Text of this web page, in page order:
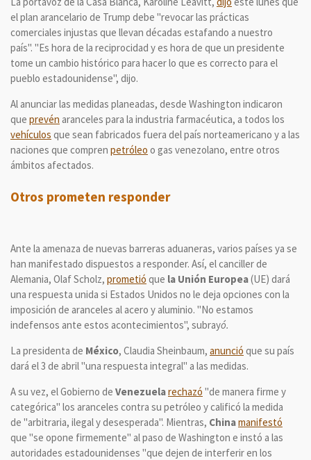
el plan arancelario de Trump debe "revocar las prácticas
comerciales injustas que llevan décadas estafando a nuestro
país". "Es hora de la reciprocidad y es hora de que un presidente
tome un cambio histórico para hacer lo que es correcto para el
pueblo estadounidense", dijo.
Al anunciar las medidas planeadas, desde Washington indicaron
que prevén aranceles para la industria farmacéutica, a todos los
vehículos que sean fabricados fuera del país norteamericano y a las
naciones que compren petróleo o gas venezolano, entre otros
ámbitos afectados.
Otros prometen responder
Ante la amenaza de nuevas barreras aduaneras, varios países ya se
han manifestado dispuestos a responder. Así, el canciller de
Alemania, Olaf Scholz, prometió que la Unión Europea(UE) dará
una respuesta unida si Estados Unidos no le deja opciones con la
imposición de aranceles al acero y aluminio. "No estamos
indefensos ante estos acontecimientos", subrayó.
La presidenta de México, Claudia Sheinbaum, anunció que su país
dará el 3 de abril "una respuesta integral" a las medidas.
A su vez, el Gobierno de Venezuelarechazó "de manera firme y
categórica" los aranceles contra su petróleo y calificó la medida
de "arbitraria, ilegal y desesperada". Mientras, Chinamanifestó
que "se opone firmemente" al paso de Washington e instó a las
autoridades estadounidenses "que dejen de interferir en los